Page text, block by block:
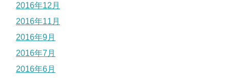
2016年12月
2016年11月
2016年9月
2016年7月
2016年6月